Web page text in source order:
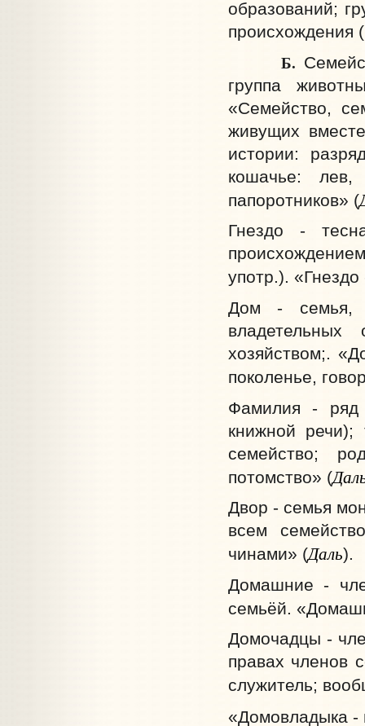
образований;
происхождения
Б.
группа
«Семейство,
живущих
истории:
кошачье:
папоротников» (
Гнездо -
употр.).
Дом - семья,
хозяйством;.
поколенье,
Фамилия - ряд
книжной
семейство;
потомство» (
Двор - семья
всем
чинами» (Даль).
Домашние -
семьёй.
Домочадцы -
правах членов
служитель;
«Домовладыка -